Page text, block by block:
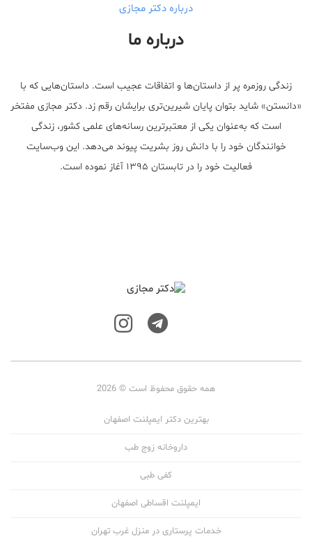
درباره دکتر مجازی
درباره ما
زندگی روزمره پر از داستان‌ها و اتفاقات عجیب است. داستان‌هایی که با
«دانستن» شاید بتوان پایان شیرین‌تری برایشان رقم زد. دکتر مجازی مفتخر
است که به‌عنوان یکی از معتبر‌ترین رسانه‌های علمی کشور، زندگی
خوانندگان خود را با دانش روز بشریت پیوند می‌دهد. این وب‌سایت
فعالیت خود را در تابستان ۱۳۹۵ آغاز نموده است.
همه حقوق محفوظ است © 2026
بهترین دکتر ایمپلنت اصفهان
داروخانه زوج طب
کفی طبی
ایمپلنت اقساطی اصفهان
خدمات پرستاری در منزل غرب تهران